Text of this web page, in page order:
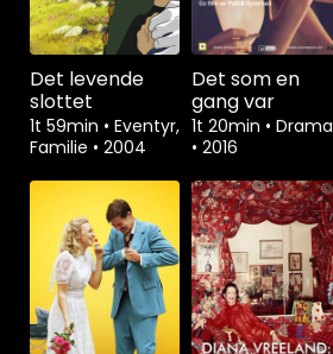
Det levende
slottet
1t 59min • Eventyr,
Familie • 2004
Det som en
gang var
1t 20min • Drama
• 2016